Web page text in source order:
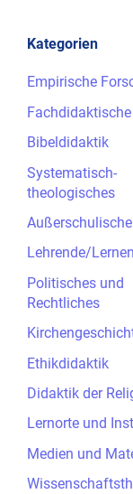
Kategorien
Empirische
Bibeldidaktik
Systematisch-
theologisches
Lehrende/
Politisches und
Rechtliches
Ethikdidaktik
Didaktik der
Lernorte und
Medien und